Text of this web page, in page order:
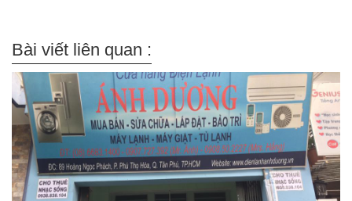
Bài viết liên quan :